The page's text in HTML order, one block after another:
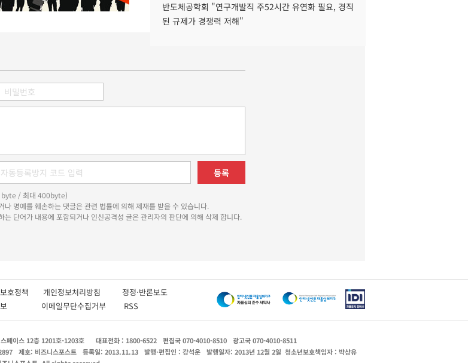
반도체공학회 "연구개발직 주52시간 유연화 필요, 경직
된 규제가 경쟁력 저해"
등록
byte / 최대 400byte)
나 명예를 훼손하는 댓글은 관련 법률에 의해 제재를 받을 수 있습니다.
는 단어가 내용에 포함되거나 인신공격성 글은 관리자의 판단에 의해 삭제 합니다.
보호정책 개인정보처리방침 정정·반론보도
보 이메일무단수집거부 RSS
페이스 12층 1201호-1203호 대표전화 : 1800-6522 편집국 070-4010-8510
광고국 070-4010-8511
제호: 비즈니스포스트 등록일: 2013.11.13 발행·편집인 : 강석운 발행일자: 2013년 12월 2일 청소년보호책임자 : 박상유